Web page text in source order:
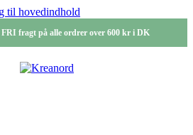
til hovedindhold
fragt på alle ordrer over 600 kr i DK